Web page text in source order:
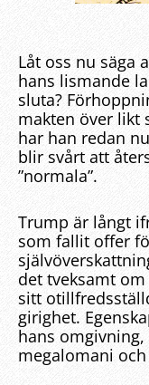
Låt oss nu säga
hans lismande
sluta?
makten över likt
har han redan
blir svårt att
”normala”.
Trump är långt
som fallit offer
det tveksamt
sitt
girighet.
hans
megalomani